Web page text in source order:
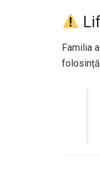
Familia
folosință